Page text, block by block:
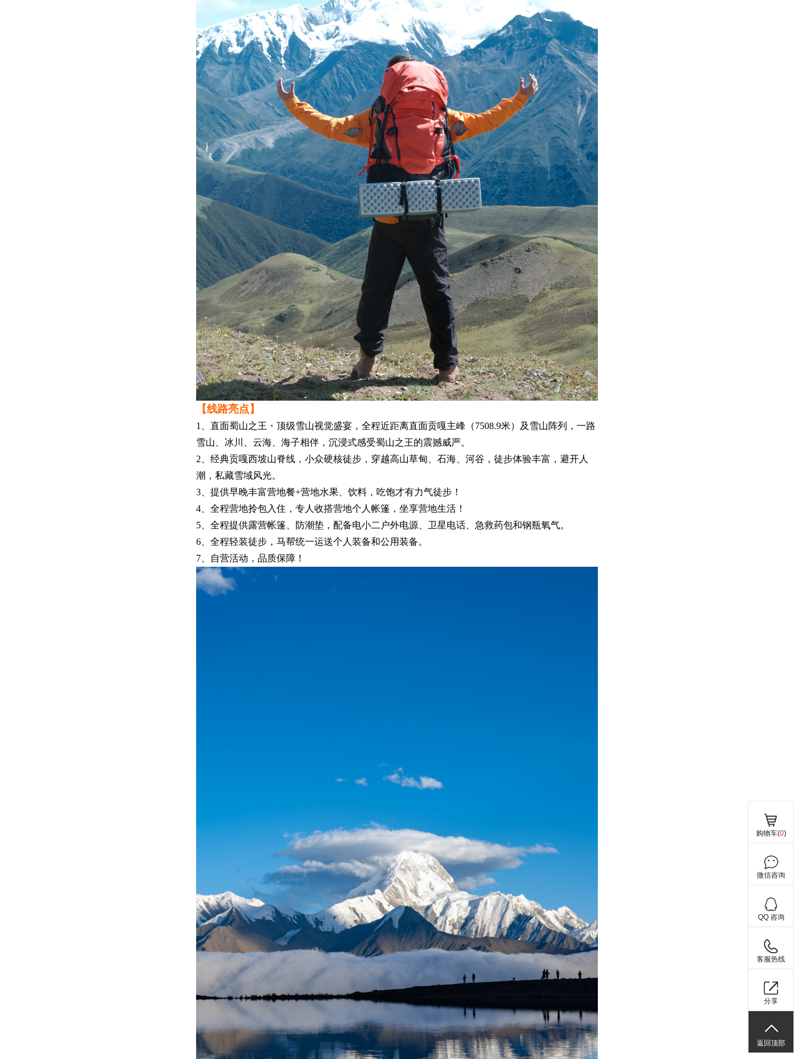
【线路亮点】
1、直面蜀山之王・顶级雪山视觉盛宴，全程近距离直面贡嘎主峰（7508.9米）及雪山阵列，一路
雪山、冰川、云海、海子相伴，沉浸式感受蜀山之王的震撼威严。
2、经典贡嘎西坡山脊线，小众硬核徒步，穿越高山草甸、石海、河谷，徒步体验丰富，避开人
潮，私藏雪域风光。
3、提供早晚丰富营地餐+营地水果、饮料，吃饱才有力气徒步！
4、全程营地拎包入住，专人收搭营地个人帐篷，坐享营地生活！
5、全程提供露营帐篷、防潮垫，配备电小二户外电源、卫星电话、急救药包和钢瓶氧气。
6、全程轻装徒步，马帮统一运送个人装备和公用装备。
7、自营活动，品质保障！
购物车(0)
微信咨询
QQ 咨询
客服热线
分享
返回顶部